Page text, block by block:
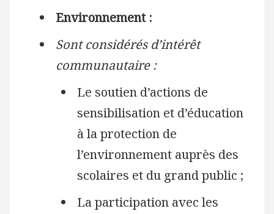
Environnement :
Sont considérés d’intérêt
communautaire :
Le soutien d’actions de
sensibilisation et d’éducation
à la protection de
l’environnement auprès des
scolaires et du grand public ;
La participation avec les